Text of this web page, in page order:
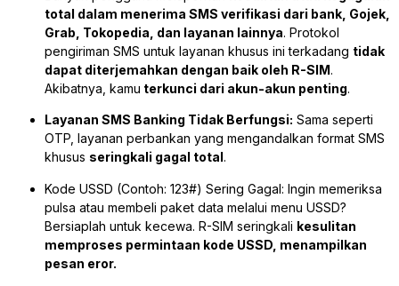
total dalam menerima SMS verifikasi dari bank, Gojek,
Grab, Tokopedia, dan layanan lainnya. Protokol
pengiriman SMS untuk layanan khusus ini terkadang tidak
dapat diterjemahkan dengan baik oleh R-SIM.
Akibatnya, kamu terkunci dari akun-akun penting.
Layanan SMS Banking Tidak Berfungsi: Sama seperti
OTP, layanan perbankan yang mengandalkan format SMS
khusus seringkali gagal total.
Kode USSD (Contoh: 123#) Sering Gagal: Ingin memeriksa
pulsa atau membeli paket data melalui menu USSD?
Bersiaplah untuk kecewa. R-SIM seringkali kesulitan
memproses permintaan kode USSD, menampilkan
pesan eror.